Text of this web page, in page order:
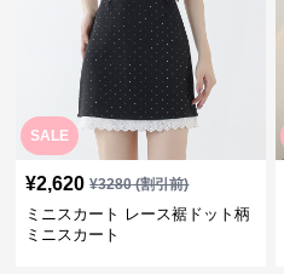
SALE
¥2,620 ¥3280(割引前)
ミニスカート レース裾ドット柄
ミニスカート